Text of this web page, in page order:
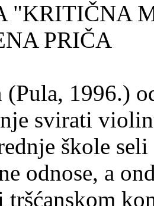
"KRITIČNA
PRIČA
(Pula, 1996.)
svirati
škole
odnose, a
tršćanskom